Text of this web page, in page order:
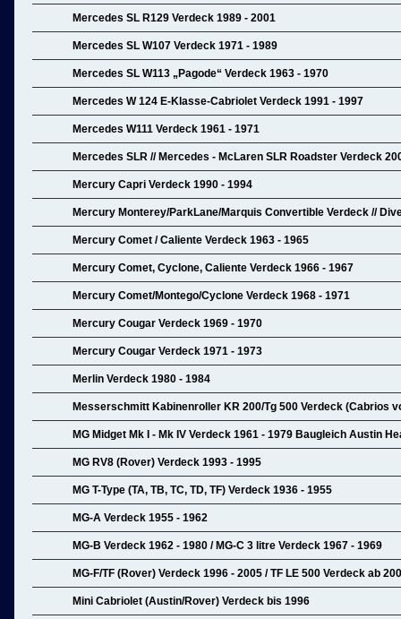
Mercedes SL R129 Verdeck 1989 - 2001
Mercedes SL W107 Verdeck 1971 - 1989
Mercedes SL W113 „Pagode“ Verdeck 1963 - 1970
Mercedes W 124 E-Klasse-Cabriolet Verdeck 1991 - 1997
Mercedes W111 Verdeck 1961 - 1971
Mercedes SLR // Mercedes - McLaren SLR Roadster Verdeck
Mercury Capri Verdeck 1990 - 1994
Mercury Monterey/ParkLane/Marquis Convertible Verdeck //
Mercury Comet / Caliente Verdeck 1963 - 1965
Mercury Comet, Cyclone, Caliente Verdeck 1966 - 1967
Mercury Comet/Montego/Cyclone Verdeck 1968 - 1971
Mercury Cougar Verdeck 1969 - 1970
Mercury Cougar Verdeck 1971 - 1973
Merlin Verdeck 1980 - 1984
Messerschmitt Kabinenroller KR 200/Tg 500 Verdeck (Cabrios
MG Midget Mk I - Mk IV Verdeck 1961 - 1979 Baugleich Austin
MG RV8 (Rover) Verdeck 1993 - 1995
MG T-Type (TA, TB, TC, TD, TF) Verdeck 1936 - 1955
MG-A Verdeck 1955 - 1962
MG-B Verdeck 1962 - 1980 / MG-C 3 litre Verdeck 1967 - 1969
MG-F/TF (Rover) Verdeck 1996 - 2005 / TF LE 500 Verdeck ab
Mini Cabriolet (Austin/Rover) Verdeck bis 1996